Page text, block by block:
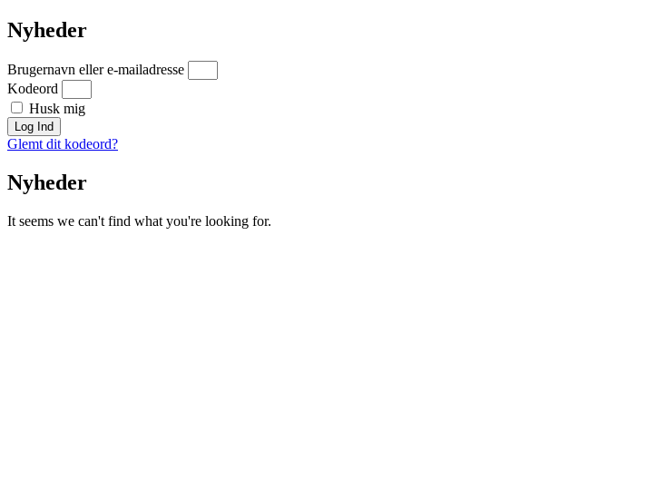
Nyheder
Brugernavn eller e-mailadresse
Kodeord
Husk mig
Log Ind
Glemt dit kodeord?
Nyheder
It seems we can't find what you're looking for.